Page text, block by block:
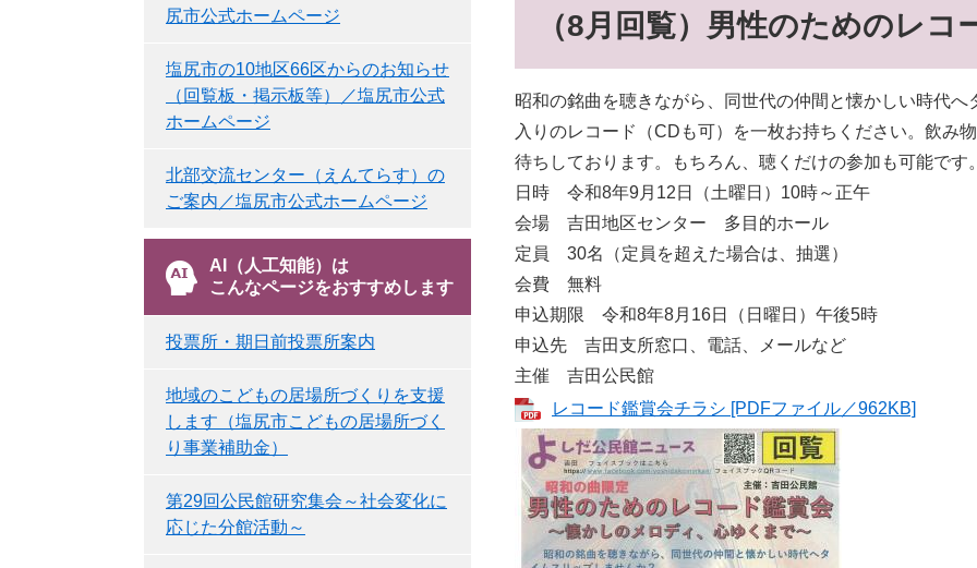
（8月回覧）男性のためのレコ
昭和の銘曲を聴きながら、同世代の仲間と懐かしい時代
入りのレコード（CDも可）を一枚お持ちください。飲み
待ちしております。もちろん、聴くだけの参加も可能です
日時 令和8年9月12日（土曜日）10時～正午
会場 吉田地区センター 多目的ホール
定員 30名（定員を超えた場合は、抽選）
会費 無料
申込期限 令和8年8月16日（日曜日）午後5時
申込先 吉田支所窓口、電話、メールなど
主催 吉田公民館
レコード鑑賞会チラシ [PDFファイル／962KB]
尻市公式ホームページ
塩尻市の10地区66区からのお知らせ
（回覧板・掲示板等）／塩尻市公式
ホームページ
北部交流センター（えんてらす）の
ご案内／塩尻市公式ホームページ
AI（人工知能）は
こんなページをおすすめします
投票所・期日前投票所案内
地域のこどもの居場所づくりを支援
します（塩尻市こどもの居場所づく
り事業補助金）
第29回公民館研究集会～社会変化に
応じた分館活動～